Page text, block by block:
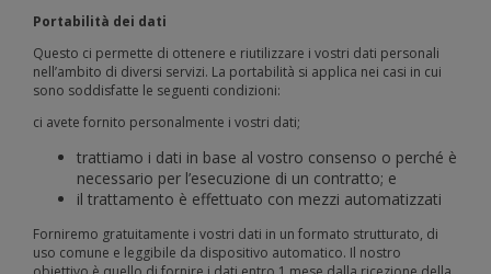
Portabilità dei dati
Questo ci permette di ottenere e riutilizzare i vostri dati personali
nell’ambito di diversi servizi. La portabilità si applica nei casi in cui
sono soddisfatte le seguenti condizioni:
ci avete fornito personalmente i vostri dati;
trattiamo i dati in base al vostro consenso o perché è
necessario per l’esecuzione di un contratto; e
il trattamento è effettuato con mezzi automatizzati
Forniremo gratuitamente i vostri dati in un formato strutturato, di
uso comune e leggibile da dispositivo automatico. Il nostro